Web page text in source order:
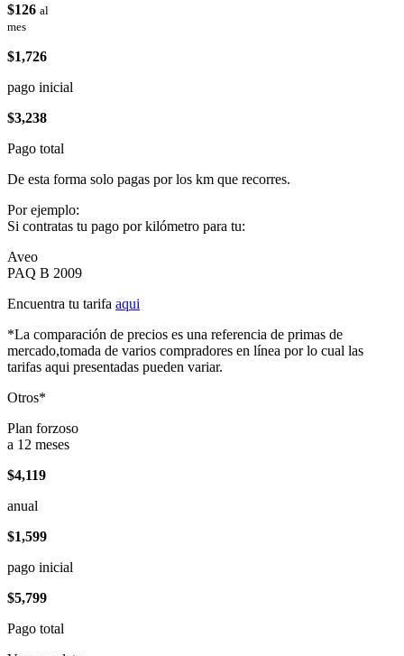
$126 al
mes
$1,726
pago inicial
$3,238
Pago total
De esta forma solo pagas por los km que recorres.
Por ejemplo:
Si contratas tu pago por kilómetro para tu:
Aveo
PAQ B 2009
Encuentra tu tarifa aqui
*La comparación de precios es una referencia de primas de
mercado,tomada de varios compradores en línea por lo cual las
tarifas aqui presentadas pueden variar.
Otros*
Plan forzoso
a 12 meses
$4,119
anual
$1,599
pago inicial
$5,799
Pago total